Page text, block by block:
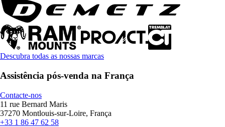
Descubra todas as nossas marcas
Assistência pós-venda na França
Contacte-nos
11 rue Bernard Maris
37270 Montlouis-sur-Loire, França
+33 1 86 47 62 58